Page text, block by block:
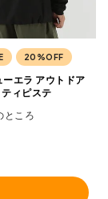
20%OFF
エラ アウトドア
ィピステ
ところ